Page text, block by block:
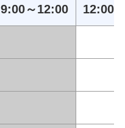
9:00～12:00 12:00